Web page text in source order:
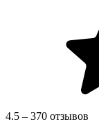
4.5 – 370 отзывов